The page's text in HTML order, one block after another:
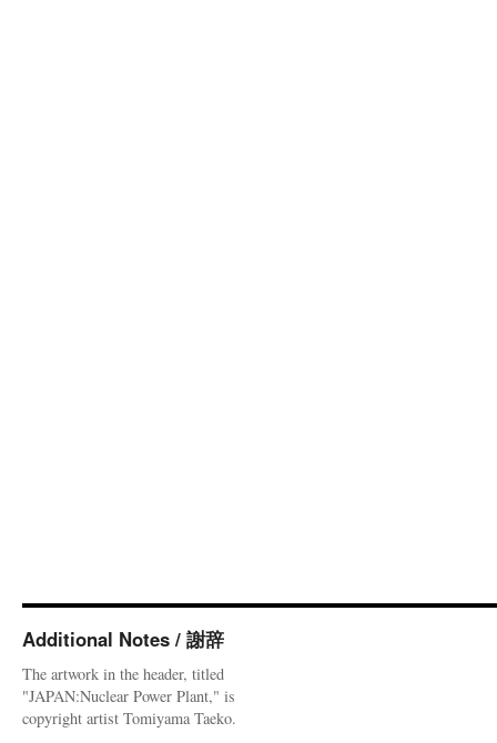
Additional Notes / 謝辞
The artwork in the header, titled
"JAPAN:Nuclear Power Plant," is
copyright artist Tomiyama Taeko.